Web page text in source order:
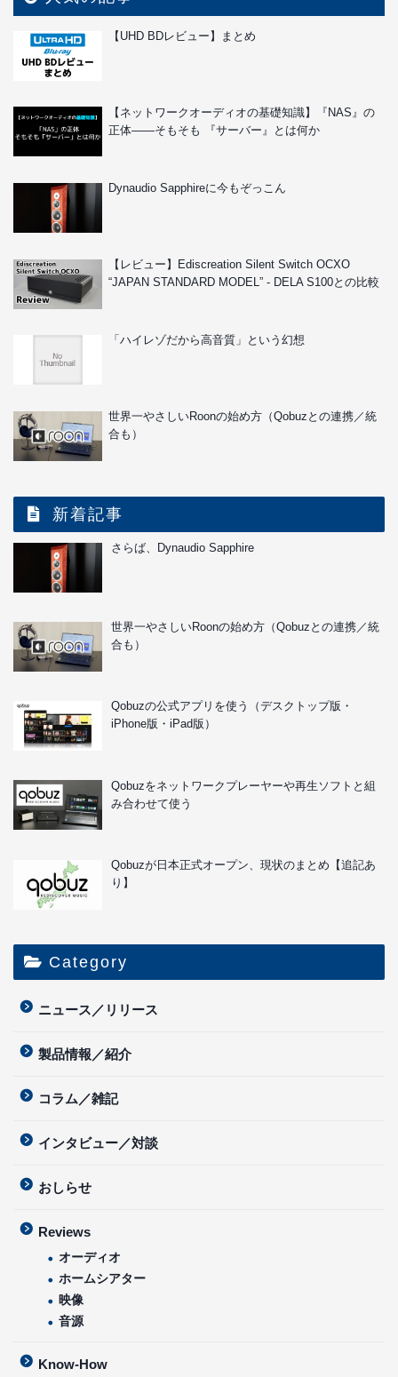
【UHD BDレビュー】まとめ
【ネットワークオーディオの基礎知識】『NAS』の
正体――そもそも 『サーバー』とは何か
Dynaudio Sapphireに今もぞっこん
【レビュー】Ediscreation Silent Switch OCXO
“JAPAN STANDARD MODEL” - DELA S100との比較
「ハイレゾだから高音質」という幻想
世界一やさしいRoonの始め方（Qobuzとの連携／統
合も）
新着記事
さらば、Dynaudio Sapphire
世界一やさしいRoonの始め方（Qobuzとの連携／統
合も）
Qobuzの公式アプリを使う（デスクトップ版・
iPhone版・iPad版）
Qobuzをネットワークプレーヤーや再生ソフトと組
み合わせて使う
Qobuzが日本正式オープン、現状のまとめ【追記あ
り】
Category
ニュース／リリース
製品情報／紹介
コラム／雑記
インタビュー／対談
おしらせ
Reviews
オーディオ
ホームシアター
映像
音源
Know-How